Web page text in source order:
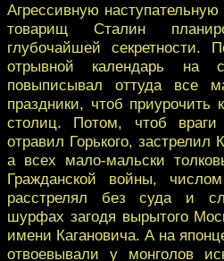
Агрессивную
товарищ Сталин
глубочайшей
отрывной календарь на
повыписывал оттуда все
праздники, чтоб приурочить
столиц. Потом, чтоб враги
отравил Горького, застрелил
а всех мало-мальски
Гражданской войны,
расстрелял без суда и
шурфах загодя вырытого
имени Кагановича. А на
отвоевывали у монголов